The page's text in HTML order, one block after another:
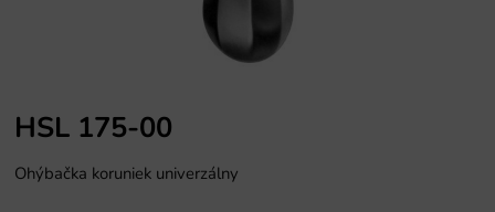
HSL 175-00
Ohýbačka koruniek univerzálny